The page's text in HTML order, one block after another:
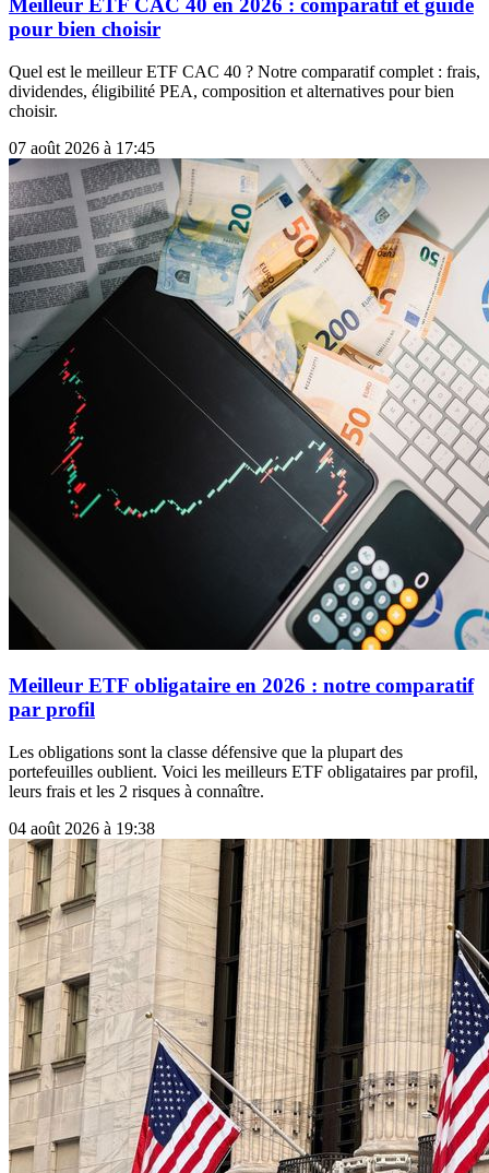
Meilleur ETF CAC 40 en 2026 : comparatif et guide
pour bien choisir
Quel est le meilleur ETF CAC 40 ? Notre comparatif complet : frais,
dividendes, éligibilité PEA, composition et alternatives pour bien
choisir.
07 août 2026 à 17:45
Meilleur ETF obligataire en 2026 : notre comparatif
par profil
Les obligations sont la classe défensive que la plupart des
portefeuilles oublient. Voici les meilleurs ETF obligataires par profil,
leurs frais et les 2 risques à connaître.
04 août 2026 à 19:38